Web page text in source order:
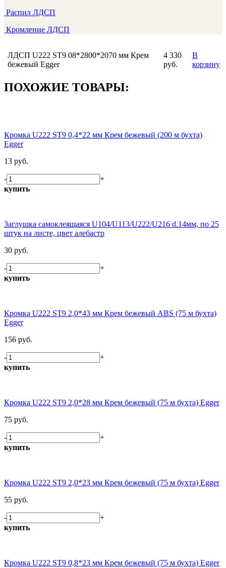
Распил ЛДСП
Кромление ЛДСП
ЛДСП U222 ST9 08*2800*2070 мм Крем
бежевый Egger
4 330
руб.
В
корзину
ПОХОЖИЕ ТОВАРЫ:
Кромка U222 ST9 0,4*22 мм Крем бежевый (200 м бухта)
Egger
13 руб.
-
+
купить
Заглушка самоклеящаяся U104/U113/U222/U216 d.14мм, по 25
штук на листе, цвет алебастр
30 руб.
-
+
купить
Кромка U222 ST9 2,0*43 мм Крем бежевый ABS (75 м бухта)
Egger
156 руб.
-
+
купить
Кромка U222 ST9 2,0*28 мм Крем бежевый (75 м бухта) Egger
75 руб.
-
+
купить
Кромка U222 ST9 2,0*23 мм Крем бежевый (75 м бухта) Egger
55 руб.
-
+
купить
Кромка U222 ST9 0,8*23 мм Крем бежевый (75 м бухта) Egger